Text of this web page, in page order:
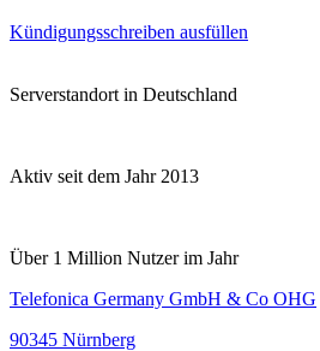
Kündigungsschreiben ausfüllen
Serverstandort in Deutschland
Aktiv seit dem Jahr 2013
Über 1 Million Nutzer im Jahr
Telefonica Germany GmbH & Co OHG
90345 Nürnberg